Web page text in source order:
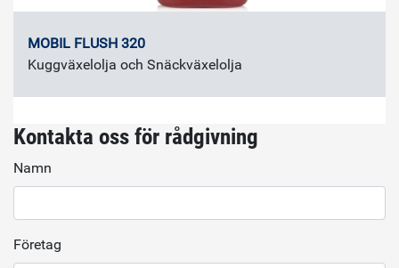
MOBIL FLUSH 320
Kuggväxelolja och Snäckväxelolja
Kontakta oss för rådgivning
Namn
Företag